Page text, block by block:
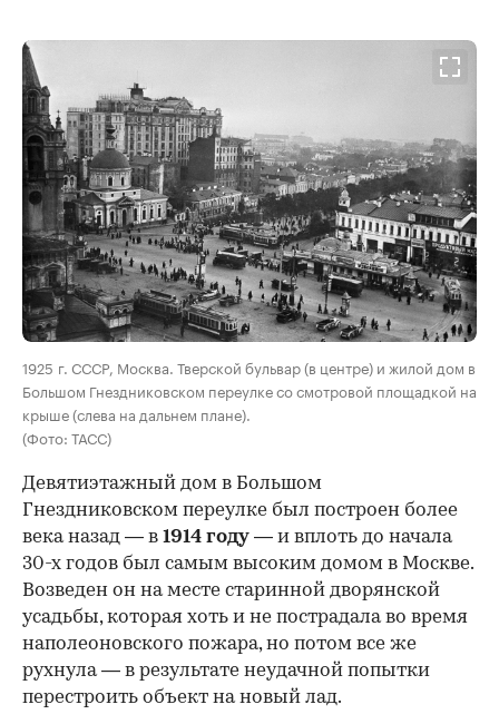
00:00 / 00:00
1925 г. СССР, Москва. Тверской бульвар (в центре) и жилой дом в
Большом Гнездниковском переулке со смотровой площадкой на
крыше (слева на дальнем плане).
(Фото: ТАСС)
Девятиэтажный дом в Большом
Гнездниковском переулке был построен более
века назад — в 1914 году — и вплоть до начала
30-х годов был самым высоким домом в Москве.
Возведен он на месте старинной дворянской
усадьбы, которая хоть и не пострадала во время
наполеоновского пожара, но потом все же
рухнула — в результате неудачной попытки
перестроить объект на новый лад.